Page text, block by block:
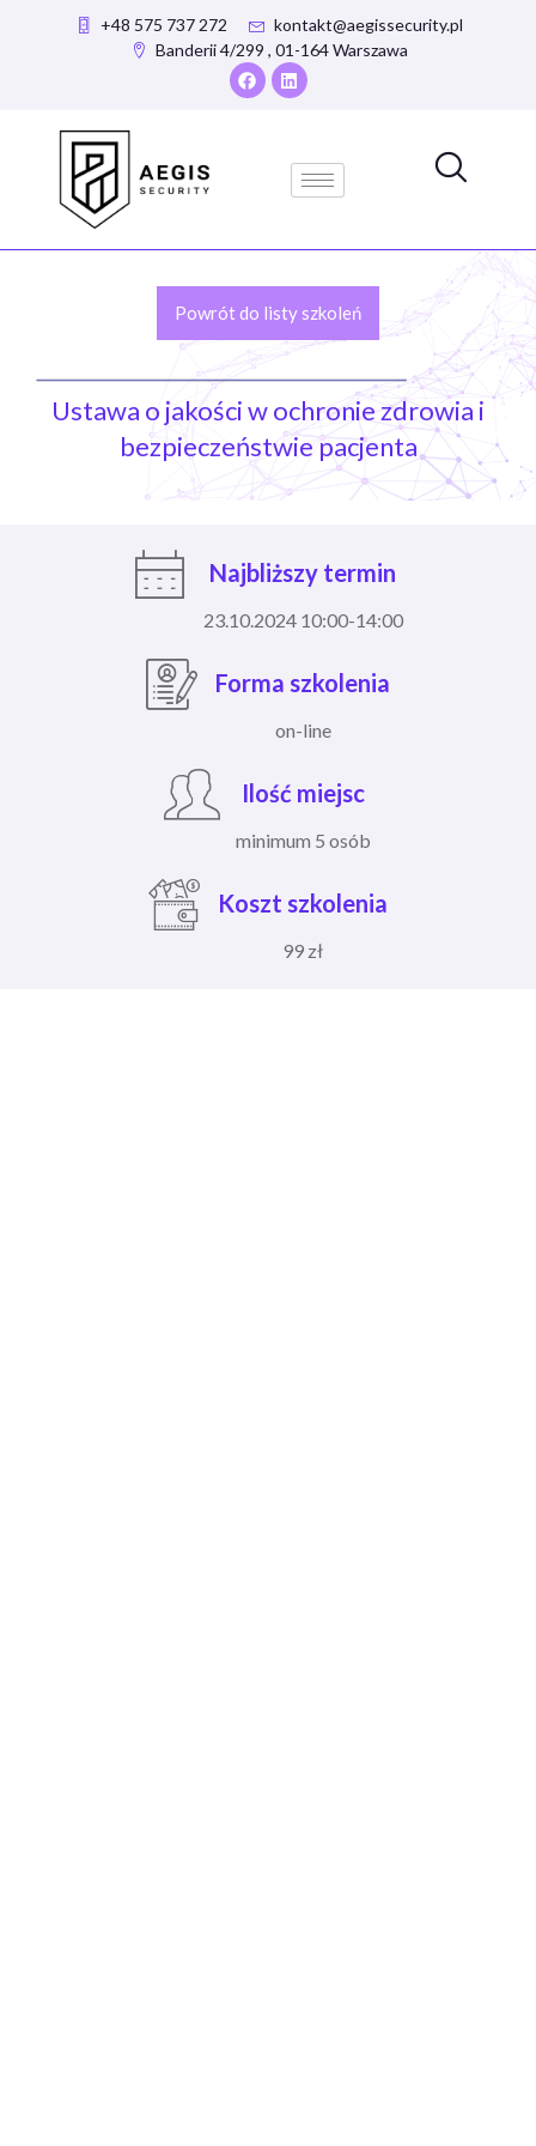
+48 575 737 272
kontakt@aegissecurity.pl
Banderii 4/299 , 01-164 Warszawa
Powrót do listy szkoleń
Ustawa o jakości w ochronie zdrowia i
bezpieczeństwie pacjenta
Najbliższy termin
23.10.2024 10:00-14:00
Forma szkolenia
on-line
Ilość miejsc
minimum 5 osób
Koszt szkolenia
99 zł